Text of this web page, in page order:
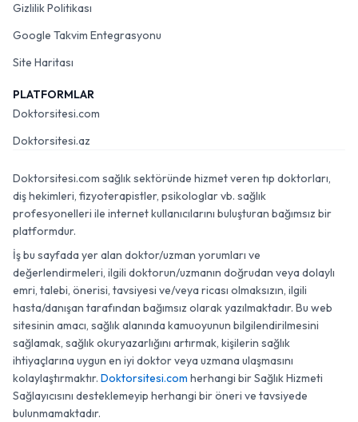
Gizlilik Politikası
Google Takvim Entegrasyonu
Site Haritası
PLATFORMLAR
Doktorsitesi.com
Doktorsitesi.az
Doktorsitesi.com sağlık sektöründe hizmet veren tıp doktorları,
diş hekimleri, fizyoterapistler, psikologlar vb. sağlık
profesyonelleri ile internet kullanıcılarını buluşturan bağımsız bir
platformdur.
İş bu sayfada yer alan doktor/uzman yorumları ve
değerlendirmeleri, ilgili doktorun/uzmanın doğrudan veya dolaylı
emri, talebi, önerisi, tavsiyesi ve/veya ricası olmaksızın, ilgili
hasta/danışan tarafından bağımsız olarak yazılmaktadır. Bu web
sitesinin amacı, sağlık alanında kamuoyunun bilgilendirilmesini
sağlamak, sağlık okuryazarlığını artırmak, kişilerin sağlık
ihtiyaçlarına uygun en iyi doktor veya uzmana ulaşmasını
kolaylaştırmaktır. Doktorsitesi.com herhangi bir Sağlık Hizmeti
Sağlayıcısını desteklemeyip herhangi bir öneri ve tavsiyede
bulunmamaktadır.